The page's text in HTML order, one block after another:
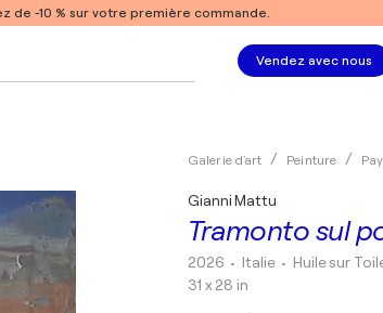
de -10 % sur votre première commande.
Vendez avec nous
Galerie d'art Peinture
Tramonto sul
Gianni Mattu
2026 • Italie • Huile sur
31 x 28 in